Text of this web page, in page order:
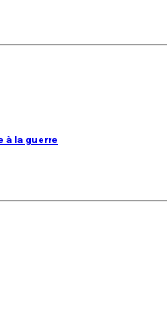
à la guerre